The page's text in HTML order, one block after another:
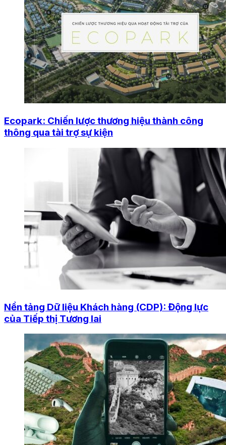
Ecopark: Chiến lược thương hiệu thành công
thông qua tài trợ sự kiện
Nền tảng Dữ liệu Khách hàng (CDP): Động lực
của Tiếp thị Tương lai